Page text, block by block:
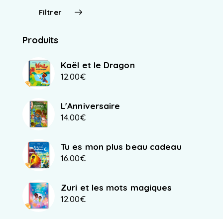
Filtrer
Produits
Kaël et le Dragon
12.00€
L'Anniversaire
14.00€
Tu es mon plus beau cadeau
16.00€
Zuri et les mots magiques
12.00€